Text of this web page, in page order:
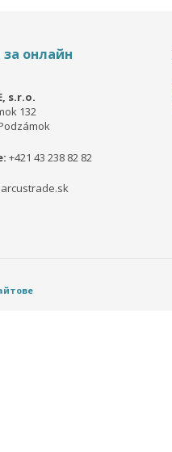
онлайн
s.r.o.
132
+421 43 238 82 82